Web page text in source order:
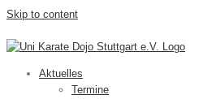
Skip to content
Aktuelles
Termine